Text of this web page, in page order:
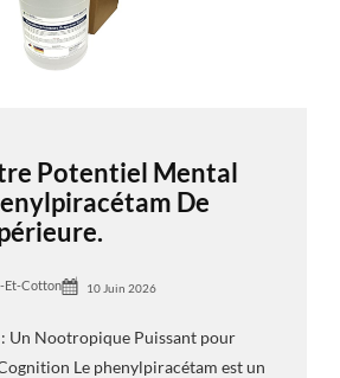
Potentiel Mental
De
Et-Cotton 10 Juin 2026
Un Nootropique Puissant pour
Le phenylpiracétam est un